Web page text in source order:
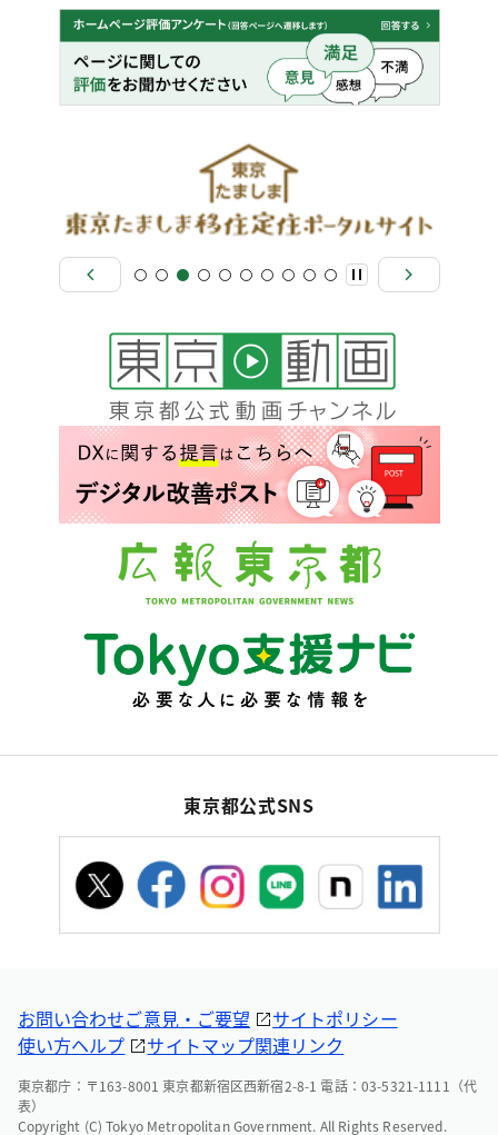
東京都公式SNS
お問い合わせご意見・ご要望
サイトポリシー
使い方ヘルプ
サイトマップ関連リンク
東京都庁：〒163-8001 東京都新宿区西新宿2-8-1 電話：03-5321-1111（代
表）
Copyright (C) Tokyo Metropolitan Government. All Rights Reserved.